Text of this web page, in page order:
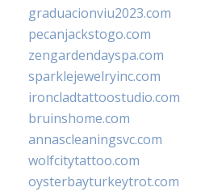
graduacionviu2023.com
pecanjackstogo.com
zengardendayspa.com
sparklejewelryinc.com
ironcladtattoostudio.com
bruinshome.com
annascleaningsvc.com
wolfcitytattoo.com
oysterbayturkeytrot.com